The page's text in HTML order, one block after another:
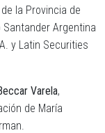
la Provincia de
Santander Argentina
y Latin Securities
Varela,
de María